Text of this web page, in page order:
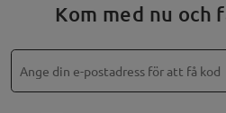
Kom med nu och